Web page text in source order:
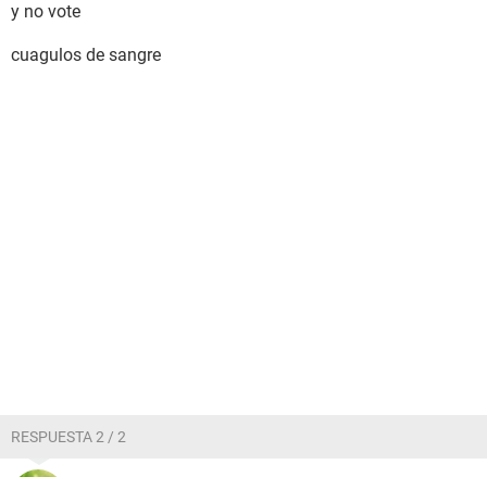
y no vote
cuagulos de sangre
RESPUESTA 2 / 2